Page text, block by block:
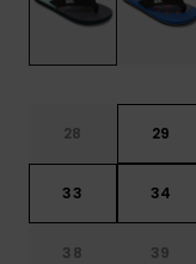
28 29
33 34
38 39